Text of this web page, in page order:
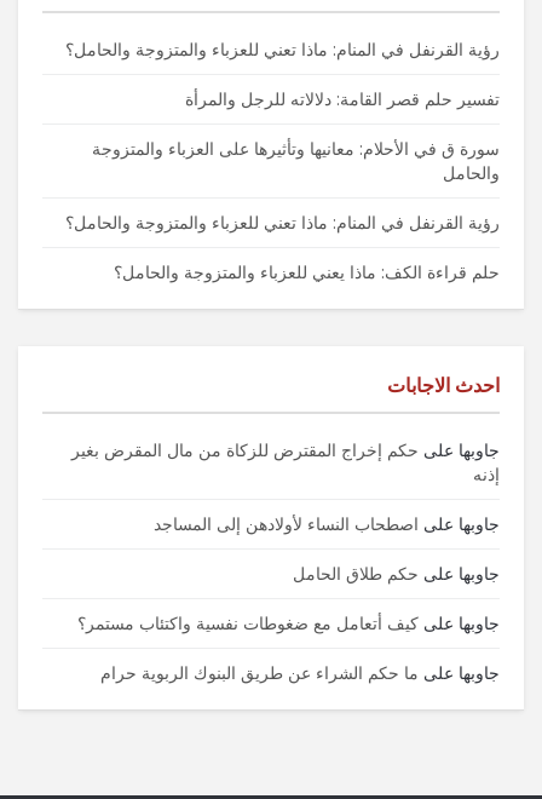
رؤية القرنفل في المنام: ماذا تعني للعزباء والمتزوجة والحامل؟
تفسير حلم قصر القامة: دلالاته للرجل والمرأة
سورة ق في الأحلام: معانيها وتأثيرها على العزباء والمتزوجة
والحامل
رؤية القرنفل في المنام: ماذا تعني للعزباء والمتزوجة والحامل؟
حلم قراءة الكف: ماذا يعني للعزباء والمتزوجة والحامل؟
احدث الاجابات
جاوبها على حكم إخراج المقترض للزكاة من مال المقرض بغير
إذنه
جاوبها على اصطحاب النساء لأولادهن إلى المساجد
جاوبها على حكم طلاق الحامل
جاوبها على كيف أتعامل مع ضغوطات نفسية واكتئاب مستمر؟
جاوبها على ما حكم الشراء عن طريق البنوك الربوية حرام